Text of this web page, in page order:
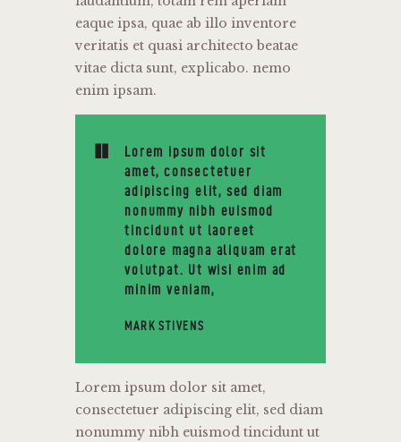
eaque ipsa, quae ab illo inventore
veritatis et quasi architecto beatae
vitae dicta sunt, explicabo. nemo
enim ipsam.
Lorem ipsum dolor sit
amet, consectetuer
adipiscing elit, sed diam
nonummy nibh euismod
tincidunt ut laoreet
dolore magna aliquam erat
volutpat. Ut wisi enim ad
minim veniam,
MARK STIVENS
Lorem ipsum dolor sit amet,
consectetuer adipiscing elit, sed diam
nonummy nibh euismod tincidunt ut